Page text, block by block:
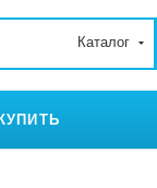
Каталог